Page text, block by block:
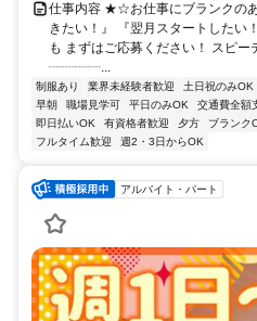
仕事内容 ★☆お仕事にブランクの
きたい！』 『翌月スタートしたい
も まずはご応募ください！ スピ
┈┈┈┈...
制服あり 業界未経験者歓迎 土日祝のみOK
早朝
職場見学可 平日のみOK 交通費全額
即日払いOK
有資格者歓迎 夕方 ブランク
フルタイム歓迎
週2・3日からOK
アルバイト・パート